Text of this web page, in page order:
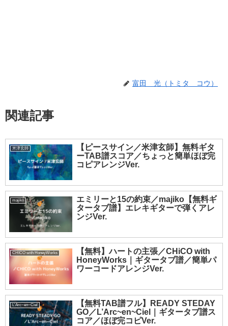
富田 光（トミタ コウ）
関連記事
米津玄師
【ピースサイン／米津玄師】無料ギタ
ーTAB譜スコア／ちょっと簡単ほぼ完
コピアレンジVer.
majiko
エミリーと15の約束／majiko【無料ギ
タータブ譜】エレキギターで弾くアレ
ンジVer.
CHICO with HoneyWorks
【無料】ハートの主張／CHiCO with
HoneyWorks｜ギタータブ譜／簡単パ
ワーコードアレンジVer.
L'Arc~en~Ciel
【無料TAB譜フル】READY STEDAY
GO／L’Arc~en~Ciel｜ギタータブ譜ス
コア／ほぼ完コピVer.